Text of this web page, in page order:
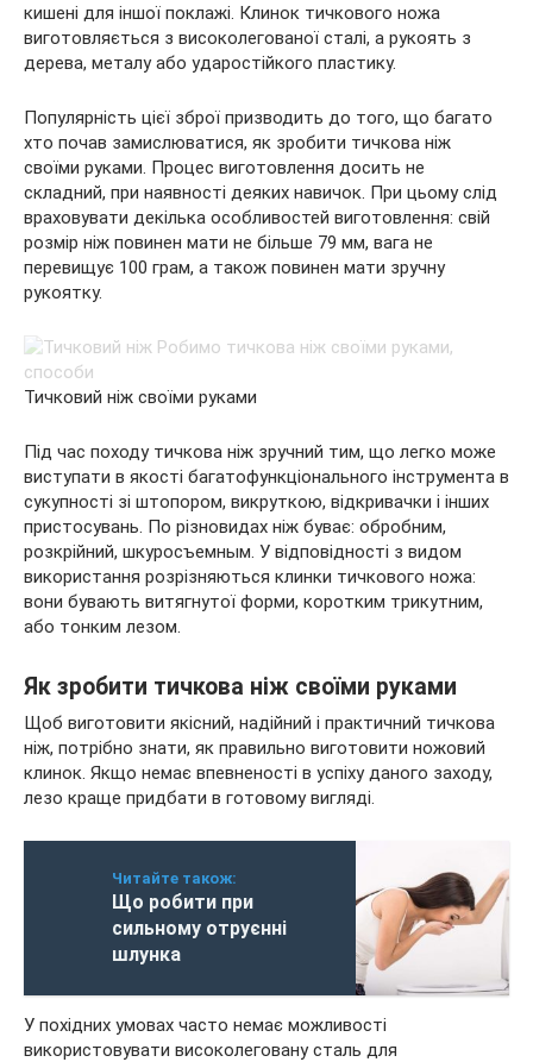
кишені для іншої поклажі. Клинок тичкового ножа
виготовляється з високолегованої сталі, а рукоять з
дерева, металу або ударостійкого пластику.
Популярність цієї зброї призводить до того, що багато
хто почав замислюватися, як зробити тичкова ніж
своїми руками. Процес виготовлення досить не
складний, при наявності деяких навичок. При цьому слід
враховувати декілька особливостей виготовлення: свій
розмір ніж повинен мати не більше 79 мм, вага не
перевищує 100 грам, а також повинен мати зручну
рукоятку.
Тичковий ніж своїми руками
Під час походу тичкова ніж зручний тим, що легко може
виступати в якості багатофункціонального інструмента в
сукупності зі штопором, викруткою, відкривачки і інших
пристосувань. По різновидах ніж буває: обробним,
розкрійний, шкуросъемным. У відповідності з видом
використання розрізняються клинки тичкового ножа:
вони бувають витягнутої форми, коротким трикутним,
або тонким лезом.
Як зробити тичкова ніж своїми руками
Щоб виготовити якісний, надійний і практичний тичкова
ніж, потрібно знати, як правильно виготовити ножовий
клинок. Якщо немає впевненості в успіху даного заходу,
лезо краще придбати в готовому вигляді.
Читайте також:
Що робити при
сильному отруєнні
шлунка
У похідних умовах часто немає можливості
використовувати високолеговану сталь для